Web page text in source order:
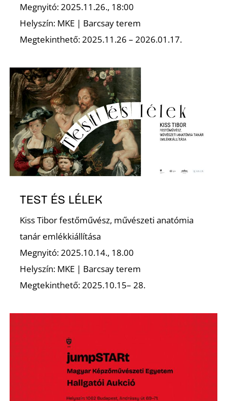
Megnyitó: 2025.11.26., 18:00
Helyszín: MKE | Barcsay terem
Megtekinthető: 2025.11.26 – 2026.01.17.
TEST ÉS LÉLEK
Kiss Tibor festőművész, művészeti anatómia
tanár emlékkiállítása
Megnyitó: 2025.10.14., 18.00
Helyszín: MKE | Barcsay terem
Megtekinthető: 2025.10.15– 28.